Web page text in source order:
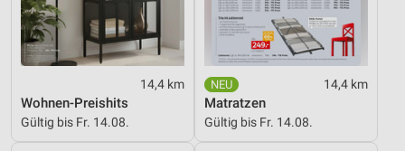
14,4 km
Wohnen-Preishits
Gültig bis Fr. 14.08.
14,4 km
Matratzen
Gültig bis Fr. 14.08.